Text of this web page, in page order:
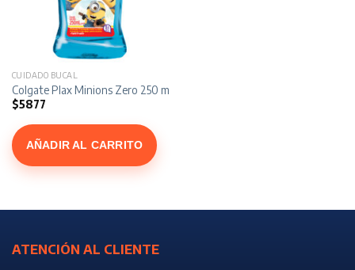
CUIDADO BUCAL
Colgate Plax Minions Zero 250 ml
$5877
AÑADIR AL CARRITO
ATENCIÓN AL CLIENTE